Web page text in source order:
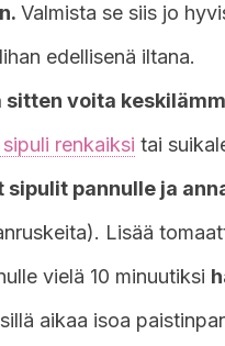
Valmista se siis jo
edellisenä iltana.
sitten voita
renkaiksi tai
sipulit pannulle ja
Lisää
vielä 10 minuutiksi
aikaa isoa